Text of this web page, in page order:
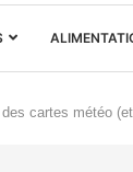
cartes météo